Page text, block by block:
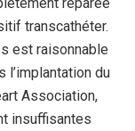
transcathéter.
est raisonnable
l’implantation du
Association,
insuffisantes